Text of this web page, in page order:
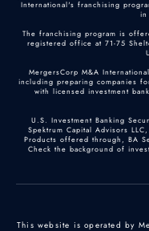
International's franchising
in
The franchising program is
registered office at 71-75
MergersCorp M&A
including preparing companies
with licensed investment
U.S. Investment Banking
Spektrum Capital Advisors
Products offered through, BA
Check the background of
This website is operated by